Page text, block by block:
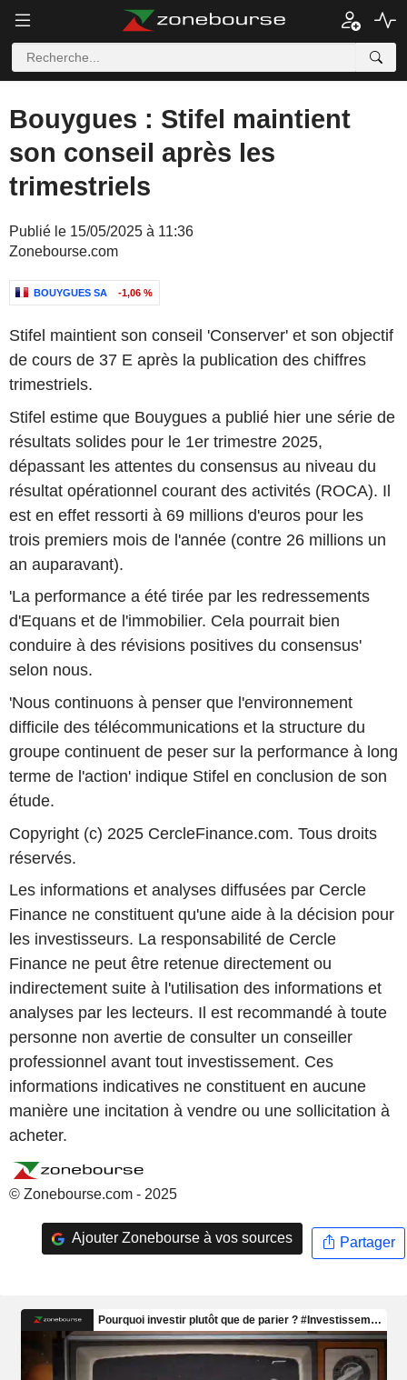
Bouygues : Stifel maintient
son conseil après les
trimestriels
Publié le 15/05/2025 à 11:36
Zonebourse.com
BOUYGUES SA -1,06 %
Stifel maintient son conseil 'Conserver' et son objectif
de cours de 37 E après la publication des chiffres
trimestriels.
Stifel estime que Bouygues a publié hier une série de
résultats solides pour le 1er trimestre 2025,
dépassant les attentes du consensus au niveau du
résultat opérationnel courant des activités (ROCA). Il
est en effet ressorti à 69 millions d'euros pour les
trois premiers mois de l'année (contre 26 millions un
an auparavant).
'La performance a été tirée par les redressements
d'Equans et de l'immobilier. Cela pourrait bien
conduire à des révisions positives du consensus'
selon nous.
'Nous continuons à penser que l'environnement
difficile des télécommunications et la structure du
groupe continuent de peser sur la performance à long
terme de l'action' indique Stifel en conclusion de son
étude.
Copyright (c) 2025 CercleFinance.com. Tous droits
réservés.
Les informations et analyses diffusées par Cercle
Finance ne constituent qu'une aide à la décision pour
les investisseurs. La responsabilité de Cercle
Finance ne peut être retenue directement ou
indirectement suite à l'utilisation des informations et
analyses par les lecteurs. Il est recommandé à toute
personne non avertie de consulter un conseiller
professionnel avant tout investissement. Ces
informations indicatives ne constituent en aucune
manière une incitation à vendre ou une sollicitation à
acheter.
© Zonebourse.com - 2025
Ajouter Zonebourse à vos sources Partager